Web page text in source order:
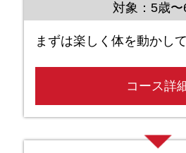
対象：5歳〜
まずは楽しく体を動かし
コース詳